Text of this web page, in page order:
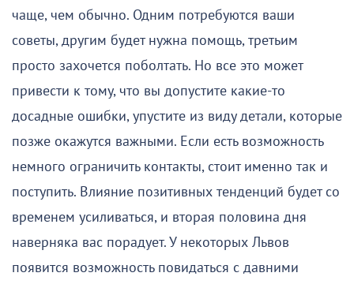
чаще, чем обычно. Одним потребуются ваши
советы, другим будет нужна помощь, третьим
просто захочется поболтать. Но все это может
привести к тому, что вы допустите какие-то
досадные ошибки, упустите из виду детали, которые
позже окажутся важными. Если есть возможность
немного ограничить контакты, стоит именно так и
поступить. Влияние позитивных тенденций будет со
временем усиливаться, и вторая половина дня
наверняка вас порадует. У некоторых Львов
появится возможность повидаться с давними